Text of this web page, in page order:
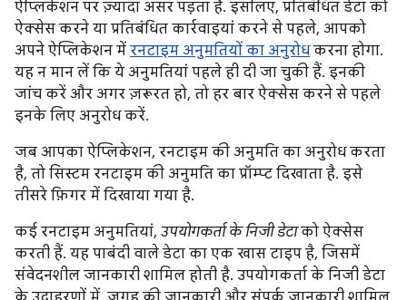
ऐप्लिकेशन पर ज़्यादा असर पड़ता है. इसलिए, प्रतिबंधित डेटा को
ऐक्सेस करने या प्रतिबंधित कार्रवाइयां करने से पहले, आपको
अपने ऐप्लिकेशन में रनटाइम अनुमतियों का अनुरोधकरना होगा.
यह न मान लें कि ये अनुमतियां पहले ही दी जा चुकी हैं. इनकी
जांच करें और अगर ज़रूरत हो, तो हर बार ऐक्सेस करने से पहले
इनके लिए अनुरोध करें.
जब आपका ऐप्लिकेशन, रनटाइम की अनुमति का अनुरोध करता
है, तो सिस्टम रनटाइम की अनुमति का प्रॉम्प्ट दिखाता है. इसे
तीसरे फ़िगर में दिखाया गया है.
कई रनटाइम अनुमतियां, उपयोगकर्ता के निजी डेटाको ऐक्सेस
करती हैं. यह पाबंदी वाले डेटा का एक खास टाइप है, जिसमें
संवेदनशील जानकारी शामिल होती है. उपयोगकर्ता के निजी डेटा